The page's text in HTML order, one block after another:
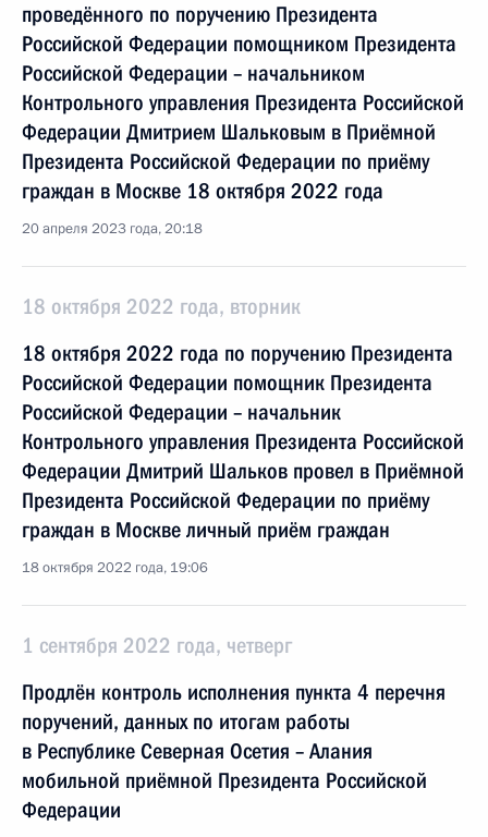
проведённого по поручению Президента
Российской Федерации помощником Президента
Российской Федерации – начальником
Контрольного управления Президента Российской
Федерации Дмитрием Шальковым в Приёмной
Президента Российской Федерации по приёму
граждан в Москве 18 октября 2022 года
20 апреля 2023 года, 20:18
18 октября 2022 года, вторник
18 октября 2022 года по поручению Президента
Российской Федерации помощник Президента
Российской Федерации – начальник
Контрольного управления Президента Российской
Федерации Дмитрий Шальков провел в Приёмной
Президента Российской Федерации по приёму
граждан в Москве личный приём граждан
18 октября 2022 года, 19:06
1 сентября 2022 года, четверг
Продлён контроль исполнения пункта 4 перечня
поручений, данных по итогам работы
в Республике Северная Осетия – Алания
мобильной приёмной Президента Российской
Федерации